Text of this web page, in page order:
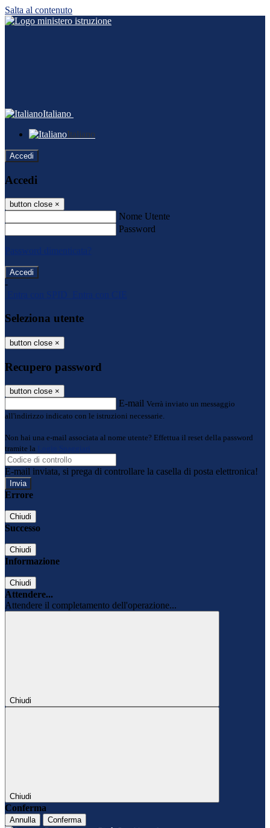
Salta al contenuto
Italiano
Italiano
Accedi
Accedi
button close ×
Nome Utente
Password
Password dimenticata?
-
Entra con SPID
Entra con CIE
Seleziona utente
button close ×
Recupero password
button close ×
E-mail Verrà inviato un messaggio
all'indirizzo indicato con le istruzioni necessarie.
Non hai una e-mail associata al nome utente? Effettua il reset della password
tramite la
Login Spaggiari
E-mail inviata, si prega di controllare la casella di posta elettronica!
Errore
Chiudi
Successo
Chiudi
Informazione
Chiudi
Attendere...
Attendere il completamento dell'operazione...
Chiudi
Chiudi
Conferma
Annulla Conferma